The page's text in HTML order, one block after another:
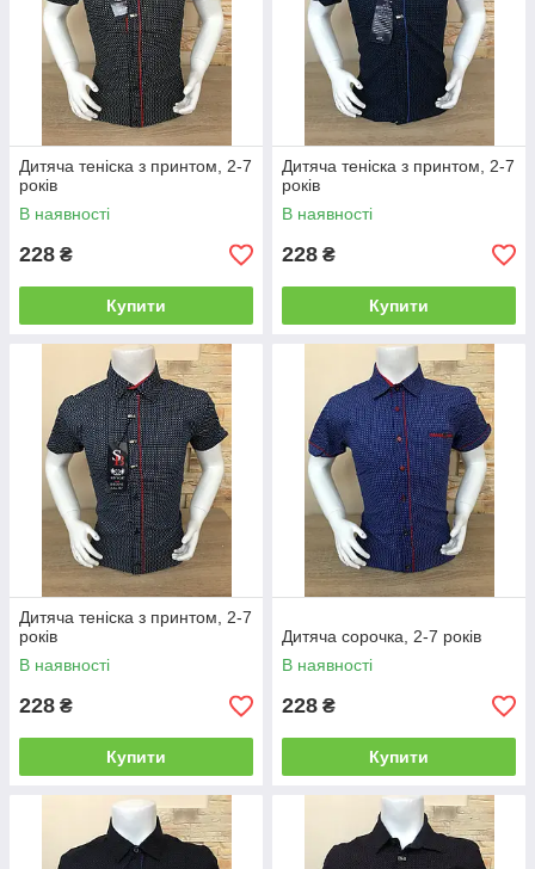
Дитяча теніска з принтом, 2-7
років
В наявності
228 ₴
Купити
Дитяча теніска з принтом, 2-7
років
В наявності
228 ₴
Купити
Дитяча теніска з принтом, 2-7
років
В наявності
228 ₴
Купити
Дитяча сорочка, 2-7 років
В наявності
228 ₴
Купити